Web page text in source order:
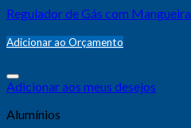
Regulador de Gás com Mangueira
Adicionar ao Orçamento
Adicionar aos meus desejos
Alumínios